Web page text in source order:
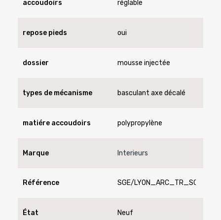
accoudoirs réglable
repose pieds oui
dossier mousse injectée
types de mécanisme basculant axe décalé
matiére accoudoirs polypropylène
Marque Interieurs
Référence SGE/LYON_ARC_TR_SC
État Neuf